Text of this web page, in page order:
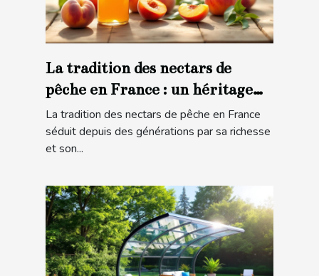
La tradition des nectars de
pêche en France : un héritage
gustatif
La tradition des nectars de pêche en France
séduit depuis des générations par sa richesse
et son...